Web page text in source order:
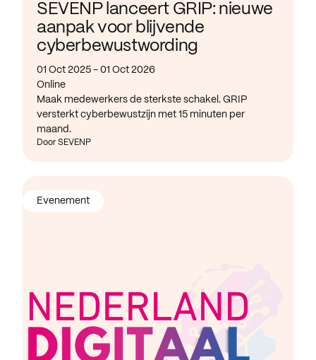
SEVENP lanceert GRIP: nieuwe
aanpak voor blijvende
cyberbewustwording
01 Oct 2025 - 01 Oct 2026
Online
Maak medewerkers de sterkste schakel. GRIP
versterkt cyberbewustzijn met 15 minuten per
maand.
Door SEVENP
Evenement